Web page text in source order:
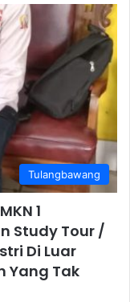
Tulangbawang
1
Study Tour /
Di Luar
Yang Tak